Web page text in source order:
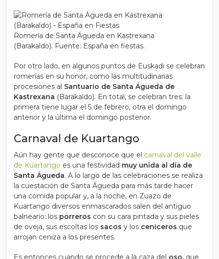
Romería de Santa Águeda en Kastrexana
(Barakaldo). Fuente: España en fiestas.
Por otro lado, en algunos puntos de Euskadi se celebran
romerías en su honor, como las multitudinarias
procesiones al Santuario de Santa Águeda de
Kastrexana (Barakaldo). En total, se celebran tres: la
primera tiene lugar el 5 de febrero, otra el domingo
anterior y la última el domingo posterior.
Carnaval de Kuartango
Aún hay gente que desconoce que el carnaval del valle
de Kuartango es una festividad muy unida al día de
Santa Águeda. A lo largo de las celebraciones se realiza
la cuestación de Santa Águeda para más tarde hacer
una comida popular y, a la noche, en Zuazo de
Kuartango diversos enmascarados salen del antiguo
balneario: los porreros con su cara pintada y sus pieles
de oveja, sus escoltas los sacos y los ceniceros que
arrojan ceniza a los presentes.
Es entonces cuando se procede a la caza del oso, que